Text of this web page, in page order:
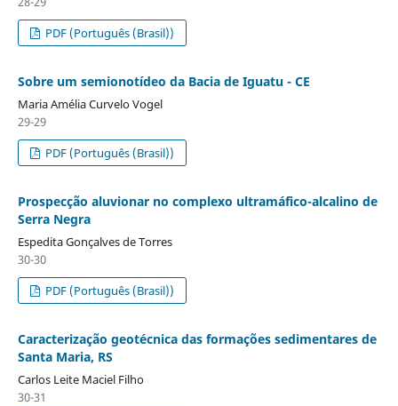
PDF (Português (Brasil))
Sobre um semionotídeo da Bacia de Iguatu - CE
Maria Amélia Curvelo Vogel
29-29
PDF (Português (Brasil))
Prospecção aluvionar no complexo ultramáfico-alcalino de
Serra Negra
Espedita Gonçalves de Torres
30-30
PDF (Português (Brasil))
Caracterização geotécnica das formações sedimentares de
Santa Maria, RS
Carlos Leite Maciel Filho
30-31